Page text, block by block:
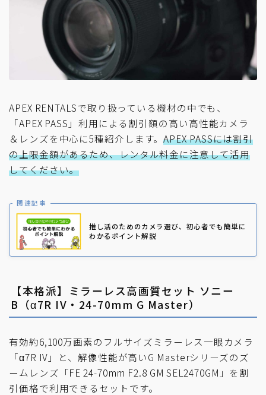
APEX RENTALSで取り扱っている機材の中でも、
「APEX PASS」利用による割引額の高い高性能カメラ
＆レンズを中心に5種紹介します。APEX PASSには割引
の上限金額があるため、レンタル料金に注意して活用
してください。
関連記事
推し活のためのカメラ選び、初心者でも簡単に
わかるポイント解説
【本格派】ミラーレス高画質セット ソニー
B（α7R IV・24-70mm G Master）
有効約6,100万画素のフルサイズミラーレス一眼カメラ
「α7R IV」と、解像性能が高いG Masterシリーズのズ
ームレンズ「FE 24-70mm F2.8 GM SEL2470GM」を割
引価格で利用できるセットです。